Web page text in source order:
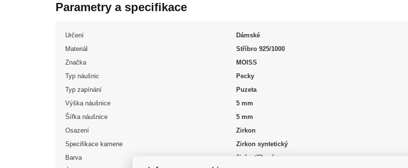
Parametry a specifikace
Určení
Dámské
Materiál
Stříbro 925/1000
Značka
MOISS
Typ náušnic
Pecky
Typ zapínání
Puzeta
Výška náušnice
5 mm
Šířka náušnice
5 mm
Osazení
Zirkon
Specifikace kamene
Zirkon syntetický
Barva
čirá, stříbrná